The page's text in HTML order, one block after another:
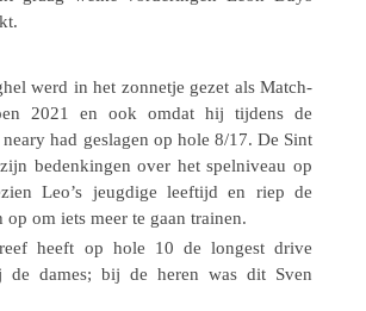
werd in het zonne­tje gezet als Match­
2021 en ook omdat hij tijdens de
had gesla­gen op hole 8/17. De Sint
beden­kin­gen over het spel­ni­veau op
Leo’s jeug­dige leef­tijd en riep de
op om iets meer te gaan trainen.
heeft op hole 10 de longest drive
de dames; bij de heren was dit Sven